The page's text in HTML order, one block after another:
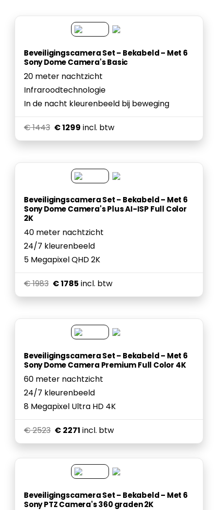
Beveiligingscamera Set – Bekabeld – Met 6
Sony Dome Camera's Basic
20 meter nachtzicht
Infraroodtechnologie
In de nacht kleurenbeeld bij beweging
€ 1443 € 1299 incl. btw
Beveiligingscamera Set – Bekabeld – Met 6
Sony Dome Camera's Plus AI-ISP Full Color
2K
40 meter nachtzicht
24/7 kleurenbeeld
5 Megapixel QHD 2K
€ 1983 € 1785 incl. btw
Beveiligingscamera Set – Bekabeld – Met 6
Sony Dome Camera Premium Full Color 4K
60 meter nachtzicht
24/7 kleurenbeeld
8 Megapixel Ultra HD 4K
€ 2523 € 2271 incl. btw
Beveiligingscamera Set – Bekabeld – Met 6
Sony PTZ Camera's 360 graden 2K